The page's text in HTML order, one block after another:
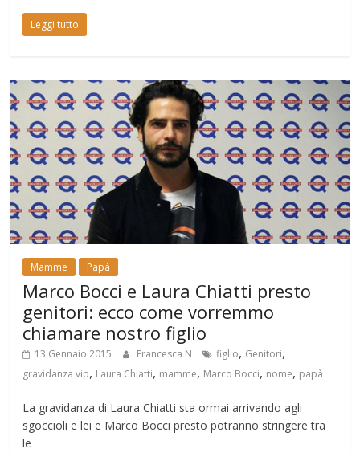
Leggi tutto
Mamme Papà
Marco Bocci e Laura Chiatti presto
genitori: ecco come vorremmo
chiamare nostro figlio
13 Gennaio 2015 Francesca N figlio, Genitori,
gravidanza vip, Laura Chiatti, mamme, Marco Bocci, nome, papà
La gravidanza di Laura Chiatti sta ormai arrivando agli
sgoccioli e lei e Marco Bocci presto potranno stringere tra
le